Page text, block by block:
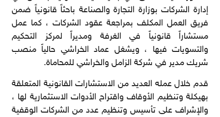
إدارة الشركات بوزارة التجارة والصناعة باحثاً قانونياً ضمن
فريق العمل المكلف بمراجعة عقود الشركات ، كما عمل
مستشاراً قانونياً في الغرفة ومديراً لمركز التحكيم
والتسويات فيها ، ويشغل عماد الخراشي حالياً منصب
شريك مدير في شركة الزامل والخراشي للمحاماة.
قدم خلال عمله العديد من الاستشارات القانونية المتعلقة
بهيكلة وتنظيم الأوقاف واقتراح الأدوات الاستثمارية لها ،
والإشراف على تأسيس وتنظيم عدد من الشركات الوقفية